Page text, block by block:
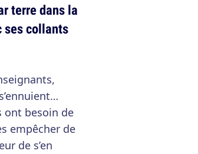
terre dans la
ses collants
ont besoin de
empêcher de
de s’en